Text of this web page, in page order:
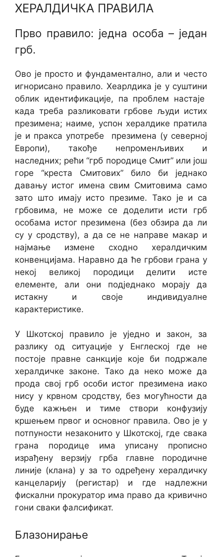
ХЕРАЛДИЧКА ПРАВИЛА
Прво правило: једна особа – један
грб.
Ово је просто и фундаментално, али и често
игнорисано правило. Хеарлдика је у суштини
облик идентификације, па проблем настаје
када треба разликовати грбове људи истих
презимена; наиме, успон хералдике пратила
је и пракса употребе презимена (у северној
Европи), такође непроменљивих и
наследних; рећи “грб породице Смит” или још
горе “креста Смитових” било би једнако
давању истог имена свим Смитовима само
зато што имају исто презиме. Тако је и са
грбовима, не може се доделити исти грб
особама истог презимена (без обзира да ли
су у сродству), а да се не направе макар и
најмање измене сходно хералдичким
конвенцијама. Наравно да ће грбови грана у
некој великој породици делити исте
елементе, али они подједнако морају да
истакну и своје индивидуалне
карактеристике.
У Шкотској правило је уједно и закон, за
разлику од ситуације у Енглеској где не
постоје правне санкције које би подржале
хералдичке законе. Тако да неко може да
прода свој грб особи истог презимена иако
нису у крвном сродству, без могућности да
буде кажњен и тиме створи конфузију
кршењем првог и основног правила. Ово је у
потпуности незаконито у Шкотској, где свака
грана породице има уписану прописно
израђену верзију грба главне породичне
линије (клана) у за то одређену хералдичку
канцеларију (регистар) и где надлежни
фискални прокуратор има право да кривично
гони сваки фалсификат.
Блазонирање